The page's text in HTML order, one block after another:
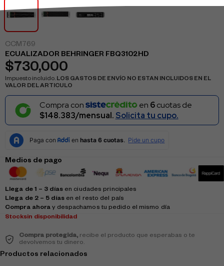
CCM769
ECUALIZADOR BEHRINGER FBQ3102HD
$ 730,000
Impuesto incluido. LOS GASTOS DE ENVÍO NO ESTAN INCLUIDOS EN EL
VALOR DEL ARTICULO
Compra con en 6cuotas de
$148.383/mensual. Solicita tu cupo.
Medios de pago
Llega de 1 – 3 díasen ciudades principales
Llega de 2 – 5 díasen el resto del país
Compra ahora y despachamos tu pedido el mismo día
Stocksin disponibilidad
Compra protegida,recibe el producto que esperabas o te
devolvemos tu dinero.
Productos relacionados